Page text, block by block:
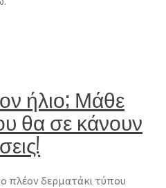
ήλιο; Μάθε
θα σε κάνουν
πλέον δερματάκι τύπου